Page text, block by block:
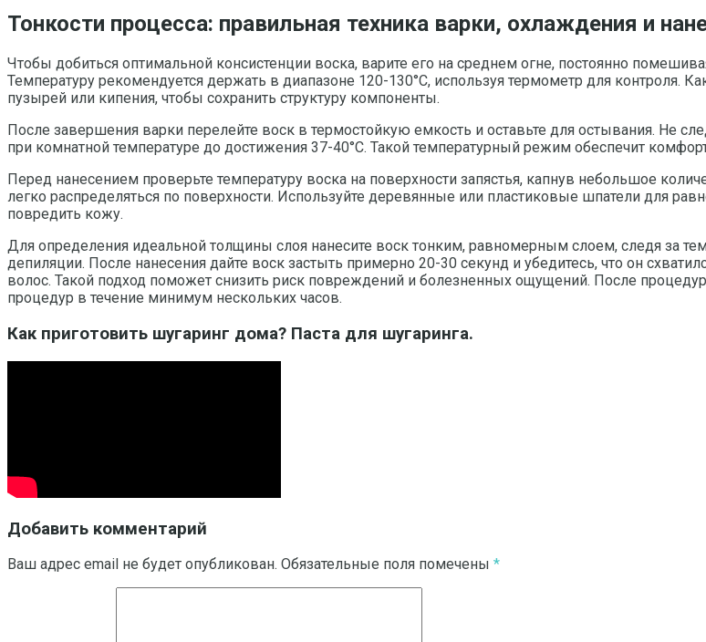
Тонкости процесса: правильная техника варки, охлаждения и
Чтобы добиться оптимальной консистенции воска, варите его на среднем огне, постоянно
Температуру рекомендуется держать в диапазоне 120-130°C, используя термометр для контроля.
пузырей или кипения, чтобы сохранить структуру компоненты.
После завершения варки перелейте воск в термостойкую емкость и оставьте для остывания. Не
при комнатной температуре до достижения 37-40°C. Такой температурный режим обеспечит
Перед нанесением проверьте температуру воска на поверхности запястья, капнув небольшое
легко распределяться по поверхности. Используйте деревянные или пластиковые шпатели для
повредить кожу.
Для определения идеальной толщины слоя нанесите воск тонким, равномерным слоем, следя за
депиляции. После нанесения дайте воск застыть примерно 20-30 секунд и убедитесь, что он
волос. Такой подход поможет снизить риск повреждений и болезненных ощущений. После
процедур в течение минимум нескольких часов.
Как приготовить шугаринг дома? Паста для шугаринга.
Добавить комментарий
Ваш адрес email не будет опубликован. Обязательные поля помечены *